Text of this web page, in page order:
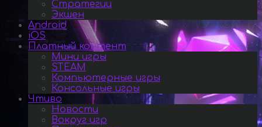
Стратегии
Экшен
Android
iOS
Платный контент
Мини игры
STEAM
Компьютерные игры
Консольные игры
Чтиво
Новости
Вокруг игр